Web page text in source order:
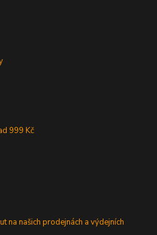
999 Kč
na našich prodejnách a výdejních